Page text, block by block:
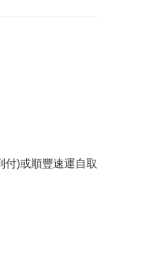
)或順豐速運自取